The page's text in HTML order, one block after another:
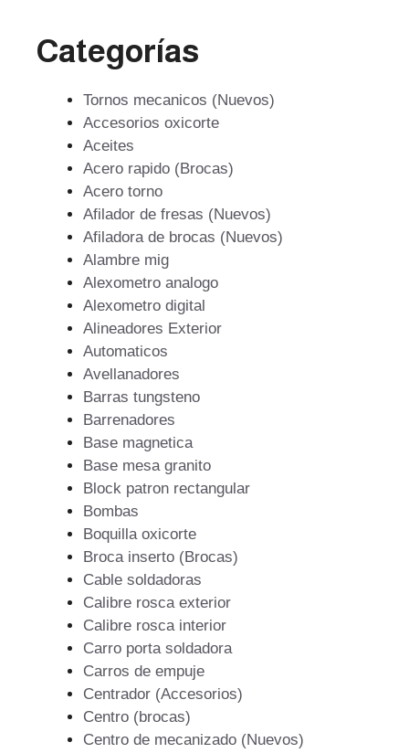
Categorías
Tornos mecanicos (Nuevos)
Accesorios oxicorte
Aceites
Acero rapido (Brocas)
Acero torno
Afilador de fresas (Nuevos)
Afiladora de brocas (Nuevos)
Alambre mig
Alexometro analogo
Alexometro digital
Alineadores Exterior
Automaticos
Avellanadores
Barras tungsteno
Barrenadores
Base magnetica
Base mesa granito
Block patron rectangular
Bombas
Boquilla oxicorte
Broca inserto (Brocas)
Cable soldadoras
Calibre rosca exterior
Calibre rosca interior
Carro porta soldadora
Carros de empuje
Centrador (Accesorios)
Centro (brocas)
Centro de mecanizado (Nuevos)